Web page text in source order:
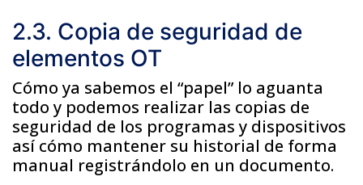
2.3. Copia de seguridad de
elementos OT
Cómo ya sabemos el “papel” lo aguanta
todo y podemos realizar las copias de
seguridad de los programas y dispositivos
así cómo mantener su historial de forma
manual registrándolo en un documento.